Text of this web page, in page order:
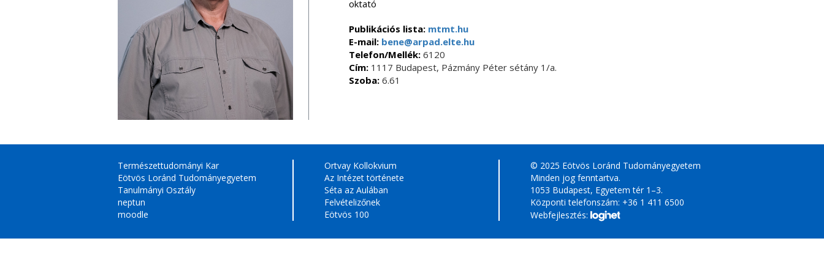
oktató
Publikációs lista: mtmt.hu
E-mail:bene@arpad.elte.hu
Telefon/Mellék:6120
Cím:1117 Budapest, Pázmány Péter sétány 1/a.
Szoba:6.61
Természettudományi Kar
Eötvös Loránd Tudományegyetem
Tanulmányi Osztály
neptun
moodle
Ortvay Kollokvium
Az Intézet története
Séta az Aulában
Felvételizőnek
Eötvös 100
© 2025 Eötvös Loránd Tudományegyetem
Minden jog fenntartva.
1053 Budapest, Egyetem tér 1–3.
Központi telefonszám: +36 1 411 6500
Webfejlesztés: